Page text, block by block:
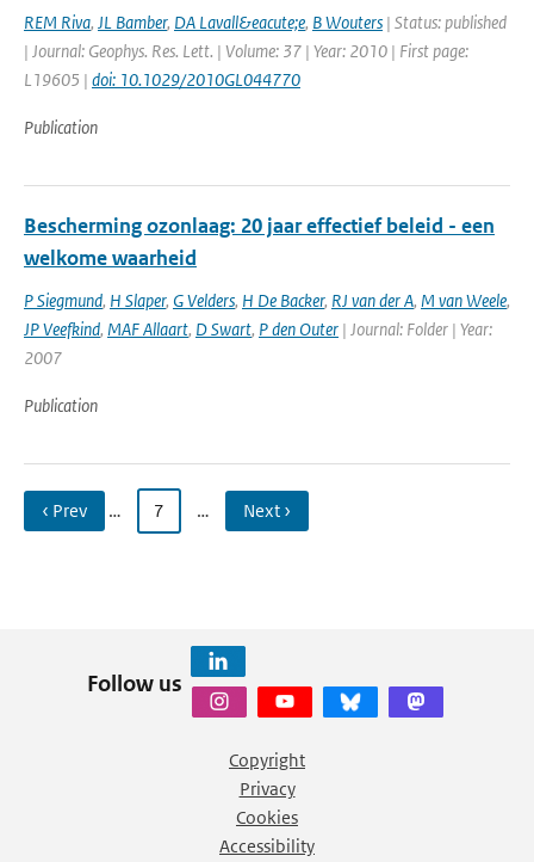
REM Riva, JL Bamber, DA Lavall&eacute;e, B Wouters | Status: published
| Journal: Geophys. Res. Lett. | Volume: 37 | Year: 2010 | First page:
L19605 | doi: 10.1029/2010GL044770
Publication
Bescherming ozonlaag: 20 jaar effectief beleid - een
welkome waarheid
P Siegmund, H Slaper, G Velders, H De Backer, RJ van der A, M van Weele,
JP Veefkind, MAF Allaart, D Swart, P den Outer | Journal: Folder | Year:
2007
Publication
‹ Prev … 7 … Next ›
Follow us
Copyright
Privacy
Cookies
Accessibility